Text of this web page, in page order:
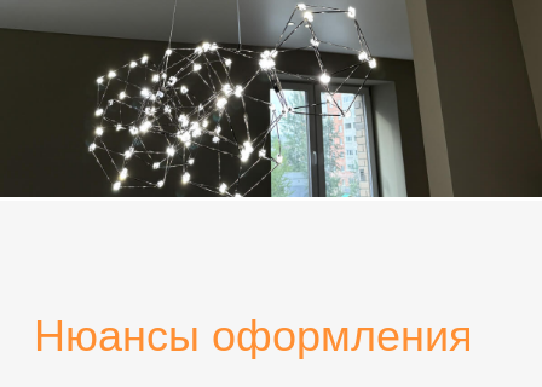
Сиреневый цвет в интерьере любого
помещения будет актуален, если
правильно подобрать его оттенок. С
его помощью можно создать
необходимую атмосферу в гостиной,
спальне, в прихожей и на кухне. Этот
изысканный и утонченный, иногда
загадочный и даже мистический цвет
многогранен, а потому востребован
индиго, серебряный, бежевый, темно-
коричневый. Некоторые из этих